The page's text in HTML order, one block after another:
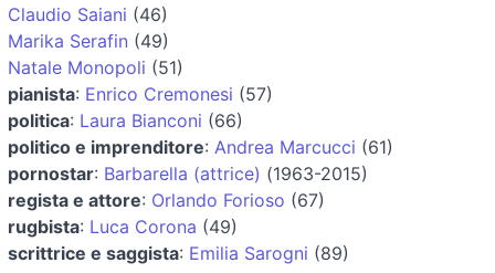
Claudio Saiani (46)
Marika Serafin (49)
Natale Monopoli (51)
pianista: Enrico Cremonesi (57)
politica: Laura Bianconi (66)
politico e imprenditore: Andrea Marcucci (61)
pornostar: Barbarella (attrice) (1963-2015)
regista e attore: Orlando Forioso (67)
rugbista: Luca Corona (49)
scrittrice e saggista: Emilia Sarogni (89)